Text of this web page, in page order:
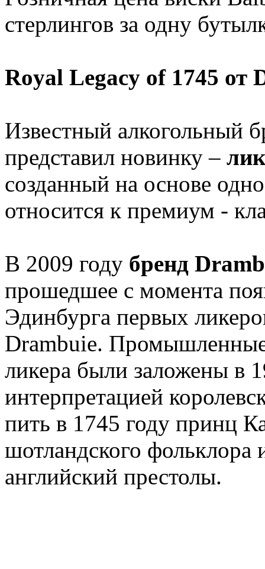
стерлингов за одну
Royal Legacy of 1745 от
Известный алкогольный
представил новинку –
созданный на основе
относится к премиум -
В 2009 году бренд
прошедшее с момента
Эдинбурга первых
Drambuie. Промышленные
ликера были заложены в
интерпретацией
пить в 1745 году принц
шотландского фольклора
английский престолы.